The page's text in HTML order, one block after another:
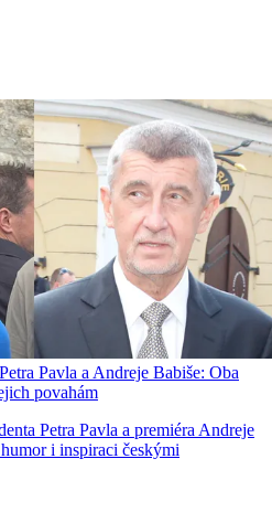
Pavla a Andreje Babiše: Oba
povahám
Petra Pavla a premiéra Andreje
i inspiraci českými